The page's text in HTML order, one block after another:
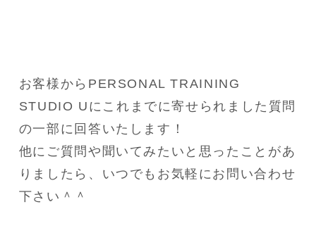
お客様からPERSONAL TRAINING
STUDIO Uにこれまでに寄せられました質問
の一部に回答いたします！
他にご質問や聞いてみたいと思ったことがあ
りましたら、いつでもお気軽にお問い合わせ
下さい＾＾